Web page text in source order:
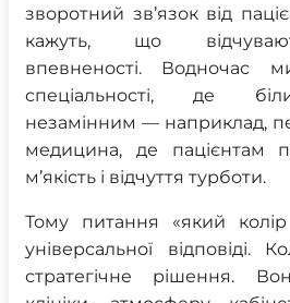
зворотний зв’язок від
кажуть, що
впевненості.
спеціальності, де
незамінним — наприклад,
медицина, де пацієнтам
м’якість і відчуття турботи.
Тому питання «який
універсальної
стратегічне рішення.